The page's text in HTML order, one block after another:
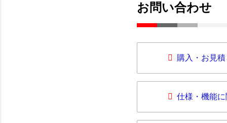
お問い合わせ
購入・お見
仕様・機能